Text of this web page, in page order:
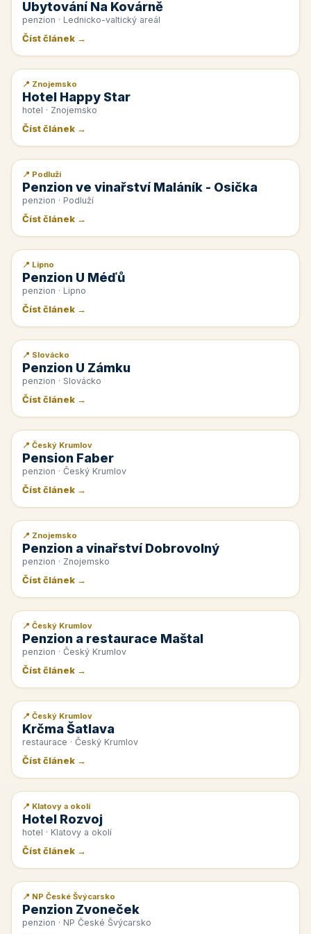
Ubytování Na Kovárně
penzion · Lednicko-valtický areál
Číst článek →
📰 PR článek
📍 Znojemsko
Hotel Happy Star
hotel · Znojemsko
Číst článek →
📰 PR článek
📍 Podluží
Penzion ve vinařství Maláník - Osička
penzion · Podluží
Číst článek →
📰 PR článek
📍 Lipno
Penzion U Méďů
penzion · Lipno
Číst článek →
📰 PR článek
📍 Slovácko
Penzion U Zámku
penzion · Slovácko
Číst článek →
📰 PR článek
📍 Český Krumlov
Pension Faber
penzion · Český Krumlov
Číst článek →
📰 PR článek
📍 Znojemsko
Penzion a vinařství Dobrovolný
penzion · Znojemsko
Číst článek →
📰 PR článek
📍 Český Krumlov
Penzion a restaurace Maštal
penzion · Český Krumlov
Číst článek →
📰 PR článek
📍 Český Krumlov
Krčma Šatlava
restaurace · Český Krumlov
Číst článek →
📰 PR článek
📍 Klatovy a okolí
Hotel Rozvoj
hotel · Klatovy a okolí
Číst článek →
📰 PR článek
📍 NP České Švýcarsko
Penzion Zvoneček
penzion · NP České Švýcarsko